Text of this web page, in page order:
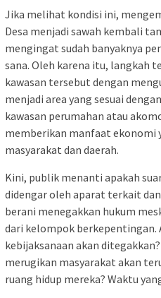
Jika melihat kondisi ini,
Desa menjadi sawah kembali
mengingat sudah banyaknya
sana. Oleh karena itu, langkah
kawasan tersebut dengan
menjadi area yang sesuai
kawasan perumahan atau
memberikan manfaat ekonomi
masyarakat dan daerah.
Kini, publik menanti apakah
didengar oleh aparat terkait
berani menegakkan hukum
dari kelompok berkepentingan.
kebijaksanaan akan
merugikan masyarakat akan
ruang hidup mereka? Waktu